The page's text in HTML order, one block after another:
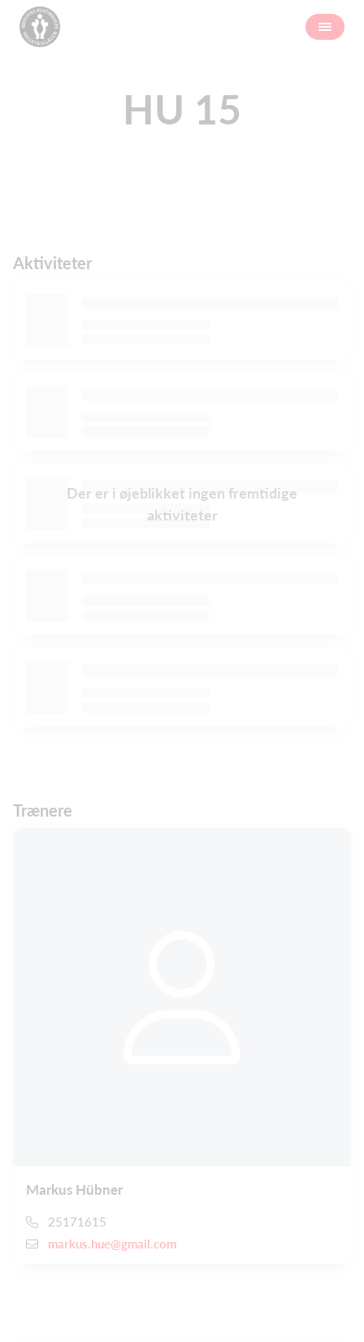
HU 15
Aktiviteter
Der er i øjeblikket ingen fremtidige
aktiviteter
Trænere
Markus Hübner
25171615
markus.hue@gmail.com